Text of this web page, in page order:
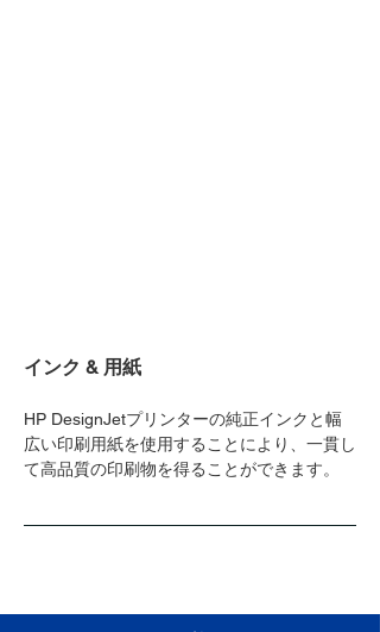
インク & 用紙
HP DesignJetプリンターの純正インクと幅
広い印刷用紙を使用することにより、一貫し
て高品質の印刷物を得ることができます。